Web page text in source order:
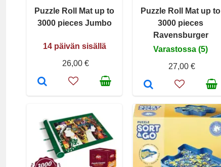
Puzzle Roll Mat up to
3000 pieces Jumbo
14 päivän sisällä
26,00 €
Puzzle Roll Mat up to
3000 pieces
Ravensburger
Varastossa (5)
27,00 €